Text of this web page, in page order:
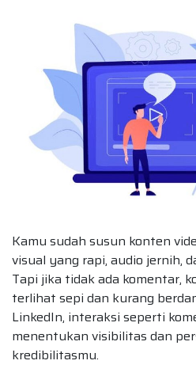
Kamu sudah susun konten
visual yang rapi, audio jernih,
Tapi jika tidak ada komentar,
terlihat sepi dan kurang
LinkedIn, interaksi seperti
menentukan visibilitas dan
kredibilitasmu.